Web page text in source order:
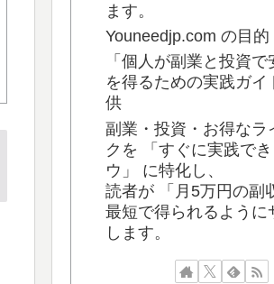
ます。
Youneedjp.com の目的
「個人が副業と投資で
を得るための実践ガイ
供
副業・投資・お得なラ
クを 「すぐに実践で
ウ」 に特化し、
読者が 「月5万円の副
最短で得られるように
します。